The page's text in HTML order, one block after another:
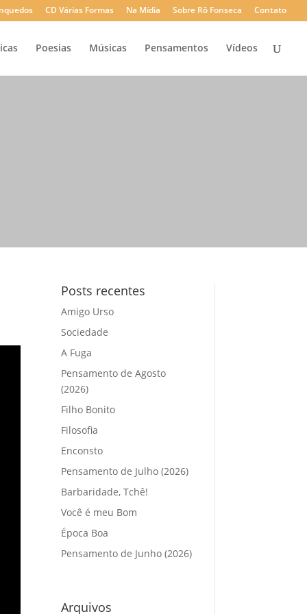
CD Várias Formas Na Mídia Sobre Rô Fonseca Contato
Poesias Músicas Pensamentos Vídeos
Posts recentes
Amigo Urso
Sociedade
A Fuga
Pensamento de Agosto
(2026)
Filho Bonito
Filosofia
Enconsto
Pensamento de Julho (2026)
Barbaridade, Tchê!
Você é meu Bom
Época Boa
Pensamento de Junho (2026)
Arquivos